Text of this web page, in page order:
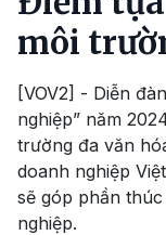
môi
[VOV2] - Diễn
nghiệp” năm
trường đa văn
doanh nghiệp
sẽ góp phần
nghiệp.